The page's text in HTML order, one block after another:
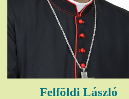
Felföldi László